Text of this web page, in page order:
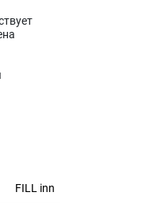
FILL inn